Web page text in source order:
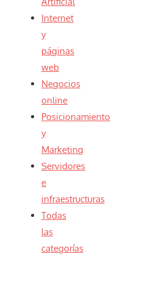
Internet
y
páginas
web
Negocios
online
Posicionamiento
y
Marketing
Servidores
e
infraestructuras
Todas
las
categorías